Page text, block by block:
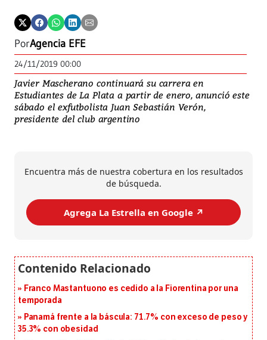
PorAgencia EFE
24/11/2019 00:00
Javier Mascherano continuará su carrera en
Estudiantes de La Plata a partir de enero, anunció este
sábado el exfutbolista Juan Sebastián Verón,
presidente del club argentino
Encuentra más de nuestra cobertura en los resultados
de búsqueda.
Agrega La Estrella en Google ↗️
Franco Mastantuono es cedido a la Fiorentina por una
temporada
Panamá frente a la báscula: 71.7% con exceso de peso y
35.3% con obesidad